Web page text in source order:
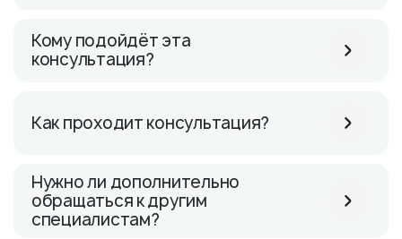
Кому подойдёт эта
консультация?
Как проходит консультация?
Нужно ли дополнительно
обращаться к другим
специалистам?